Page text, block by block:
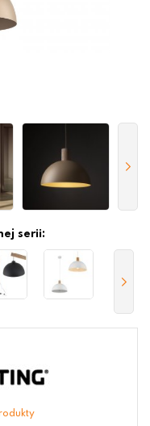
serii: